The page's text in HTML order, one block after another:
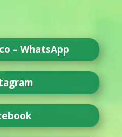
– WhatsApp